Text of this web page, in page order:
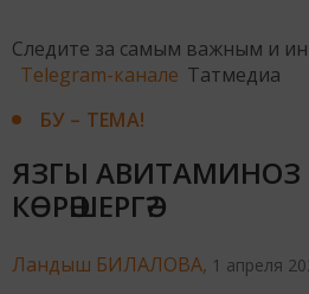
Следите за самым важным и
Telegram-канале Татмедиа
БУ – ТЕМА!
ЯЗГЫ АВИТАМИНОЗ
КӨРӘШЕРГӘ?
Ландыш БИЛАЛОВА, 1 апреля